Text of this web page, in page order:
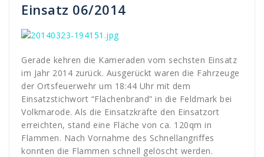
Einsatz 06/2014
Gerade kehren die Kameraden vom sechsten Einsatz
im Jahr 2014 zurück. Ausgerückt waren die Fahrzeuge
der Ortsfeuerwehr um 18:44 Uhr mit dem
Einsatzstichwort “Flächenbrand” in die Feldmark bei
Volkmarode. Als die Einsatzkräfte den Einsatzort
erreichten, stand eine Fläche von ca. 120qm in
Flammen. Nach Vornahme des Schnellangriffes
konnten die Flammen schnell gelöscht werden.